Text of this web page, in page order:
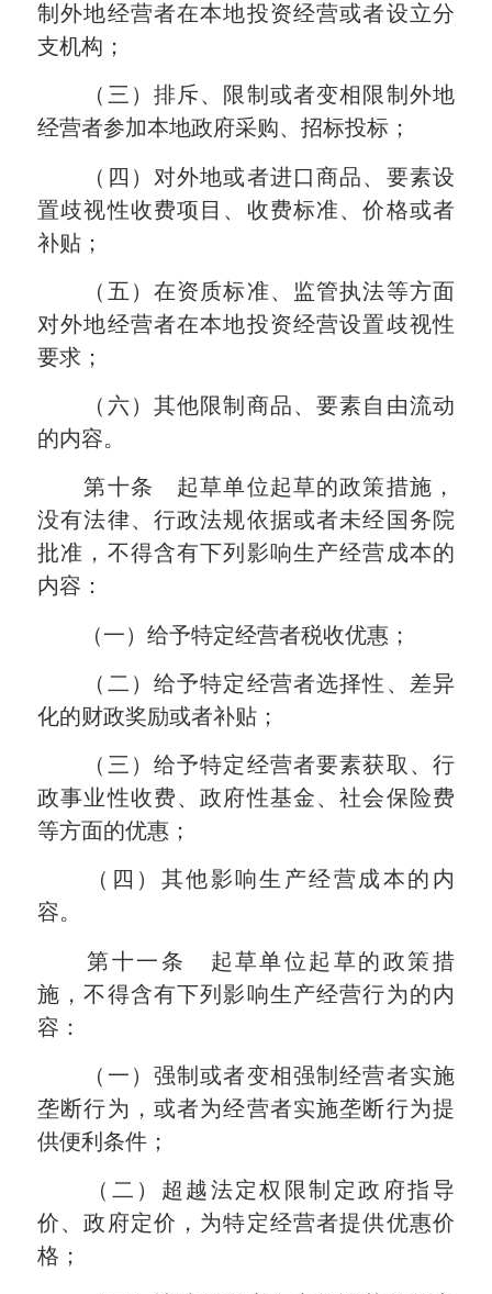
制外地经营者在本地投资经营或者设立分
支机构；
（三）排斥、限制或者变相限制外地
经营者参加本地政府采购、招标投标；
（四）对外地或者进口商品、要素设
置歧视性收费项目、收费标准、价格或者
补贴；
（五）在资质标准、监管执法等方面
对外地经营者在本地投资经营设置歧视性
要求；
（六）其他限制商品、要素自由流动
的内容。
第十条 起草单位起草的政策措施，
没有法律、行政法规依据或者未经国务院
批准，不得含有下列影响生产经营成本的
内容：
（一）给予特定经营者税收优惠；
（二）给予特定经营者选择性、差异
化的财政奖励或者补贴；
（三）给予特定经营者要素获取、行
政事业性收费、政府性基金、社会保险费
等方面的优惠；
（四）其他影响生产经营成本的内
容。
第十一条 起草单位起草的政策措
施，不得含有下列影响生产经营行为的内
容：
（一）强制或者变相强制经营者实施
垄断行为，或者为经营者实施垄断行为提
供便利条件；
（二）超越法定权限制定政府指导
价、政府定价，为特定经营者提供优惠价
格；